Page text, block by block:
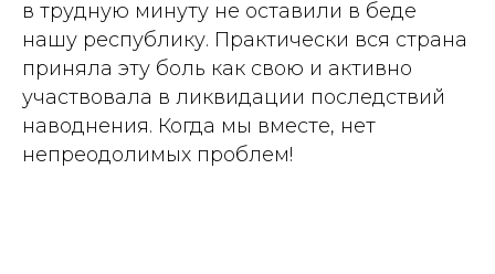
в трудную минуту не оставили в беде
нашу республику. Практически вся страна
приняла эту боль как свою и активно
участвовала в ликвидации последствий
наводнения. Когда мы вместе, нет
непреодолимых проблем!